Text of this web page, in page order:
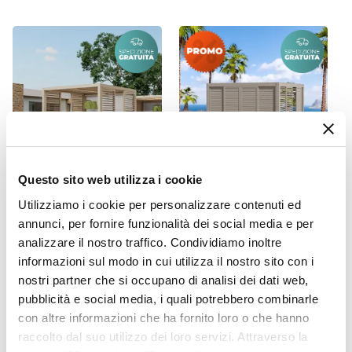
Questo sito web utilizza i cookie
Utilizziamo i cookie per personalizzare contenuti ed
annunci, per fornire funzionalità dei social media e per
analizzare il nostro traffico. Condividiamo inoltre
informazioni sul modo in cui utilizza il nostro sito con i
nostri partner che si occupano di analisi dei dati web,
pubblicità e social media, i quali potrebbero combinarle
con altre informazioni che ha fornito loro o che hanno
raccolto dal suo utilizzo dei loro servizi. Attraverso la
Gazebo bioclimatico 3x3 m
in alluminio tortora - Enea
€ 1.474,00
Persiana scorrevole lato 3
metri in alluminio tortora
per gazebo bioclimatico -
Enea
€ 668,50€ 955,00 30,00%